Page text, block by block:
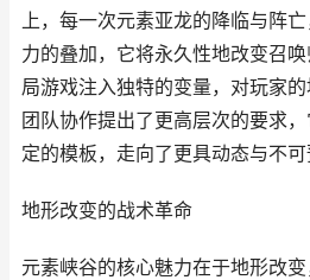
上，每一次元素亚龙的降临与阵
力的叠加，它将永久性地改变召
局游戏注入独特的变量，对玩家
团队协作提出了更高层次的要求
定的模板，走向了更具动态与不可
地形改变的战术革命
元素峡谷的核心魅力在于地形改